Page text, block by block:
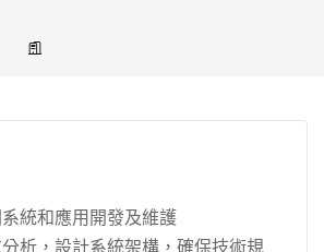
統和應用開發及維護
析，設計系統架構，確保技術規